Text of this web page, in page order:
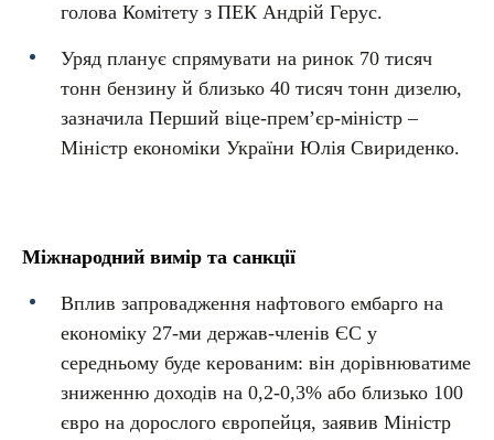
голова Комітету з ПЕК Андрій Герус.
Уряд планує спрямувати на ринок 70 тисяч
тонн бензину й близько 40 тисяч тонн дизелю,
зазначила Перший віце-прем’єр-міністр –
Міністр економіки України Юлія Свириденко.
Міжнародний вимір та санкції
Вплив запровадження нафтового ембарго на
економіку 27-ми держав-членів ЄС у
середньому буде керованим: він дорівнюватиме
зниженню доходів на 0,2-0,3% або близько 100
євро на дорослого європейця, заявив Міністр